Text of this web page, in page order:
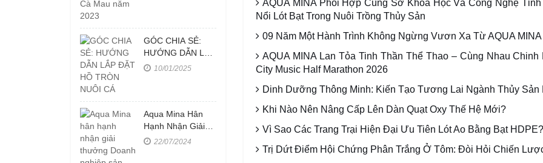
AQUA MINA Phối Hợp Cùng Sở Khoa Học Và Công Nghệ
Nổi Lót Bạt Trong Nuôi Trồng Thủy Sản
09 Năm Một Hành Trình Không Ngừng Vươn Xa Từ AQUA MINA
AQUA MINA Lan Tỏa Tinh Thần Thể Thao – Cùng Nhau
City Music Half Marathon 2026
Dinh Dưỡng Thông Minh: Kiến Tạo Tương Lai Ngành Thủy Sản
Khi Nào Nên Nâng Cấp Lên Dàn Quạt Oxy Thế Hệ Mới?
Vì Sao Các Trang Trại Hiện Đại Ưu Tiên Lót Ao Bằng Bạt HDPE?
Trị Dứt Điểm Hội Chứng Phân Trắng Ở Tôm: Đòi Hỏi Chiến
GÓC CHIA SẺ:
HƯỚNG DẪN LẮP
ĐẶT HỒ TRÒN
10/01/2025
Aqua Mina Hân
Hạnh Nhận Giải
Thưởng Doanh
22/07/2024